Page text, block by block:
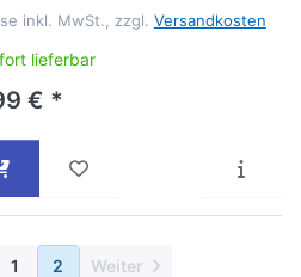
inkl. MwSt., zzgl. Versandkosten
lieferbar
€ *
1 2 Weiter